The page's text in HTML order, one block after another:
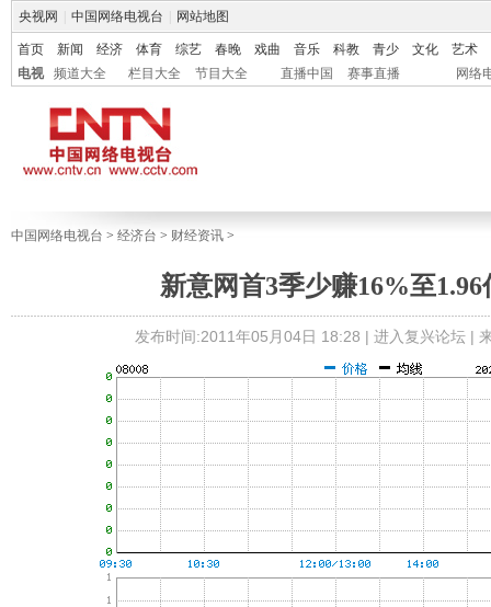
央视网 中国网络电视台 网站地图
首页 新闻 经济 体育 综艺 春晚 戏曲 音乐 科教 青少 文化
艺术
电视
频道大全 栏目大全 节目大全 直播中国 赛事直播 网络
中国网络电视台 > 经济台 > 财经资讯 >
新意网首3季少赚16%至1.96
发布时间:2011年05月04日 18:28 | 进入复兴论坛|